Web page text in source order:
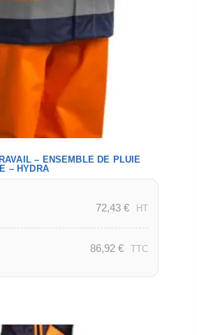
– ENSEMBLE DE PLUIE
– HYDRA
72,43 € HT
86,92 € TTC